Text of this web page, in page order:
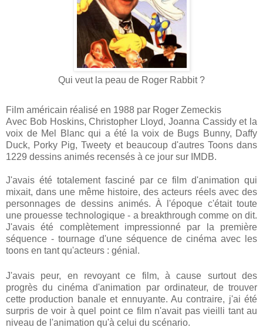
Qui veut la peau de Roger Rabbit ?
Film américain réalisé en 1988 par Roger Zemeckis
Avec Bob Hoskins, Christopher Lloyd, Joanna Cassidy et la
voix de Mel Blancqui a été la voix de Bugs Bunny, Daffy
Duck, Porky Pig, Tweety et beaucoup d'autres Toons dans
1229 dessins animés recensés à ce jour sur IMDB.
J'avais été totalement fasciné par ce film d'animation qui
mixait, dans une même histoire, des acteurs réels avec des
personnages de dessins animés. À l'époque c'était toute
une prouesse technologique - a breakthrough comme on dit.
J'avais été complètement impressionné par la première
séquence - tournage d'une séquence de cinéma avec les
toons en tant qu'acteurs : génial.
J'avais peur, en revoyant ce film, à cause surtout des
progrès du cinéma d'animation par ordinateur, de trouver
cette production banale et ennuyante. Au contraire, j'ai été
surpris de voir à quel point ce film n'avait pas vieilli tant au
niveau de l'animation qu'à celui du scénario.